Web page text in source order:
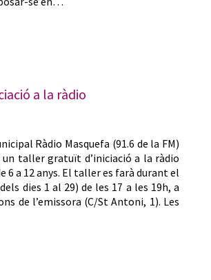
a la ràdio
Ràdio Masquefa (91.6 de la FM)
taller gratuït d’iniciació a la ràdio
6 a 12 anys. El taller es farà durant el
dies 1 al 29) de les 17 a les 19h, a
de l’emissora (C/St Antoni, 1). Les